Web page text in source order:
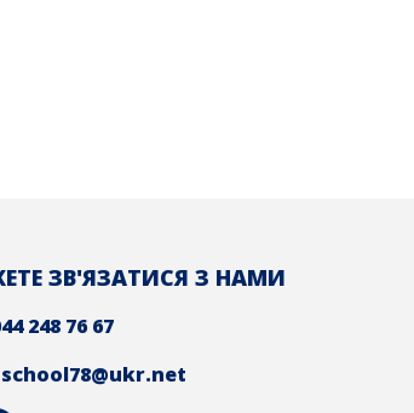
ЗВ'ЯЗАТИСЯ З НАМИ
248 76 67